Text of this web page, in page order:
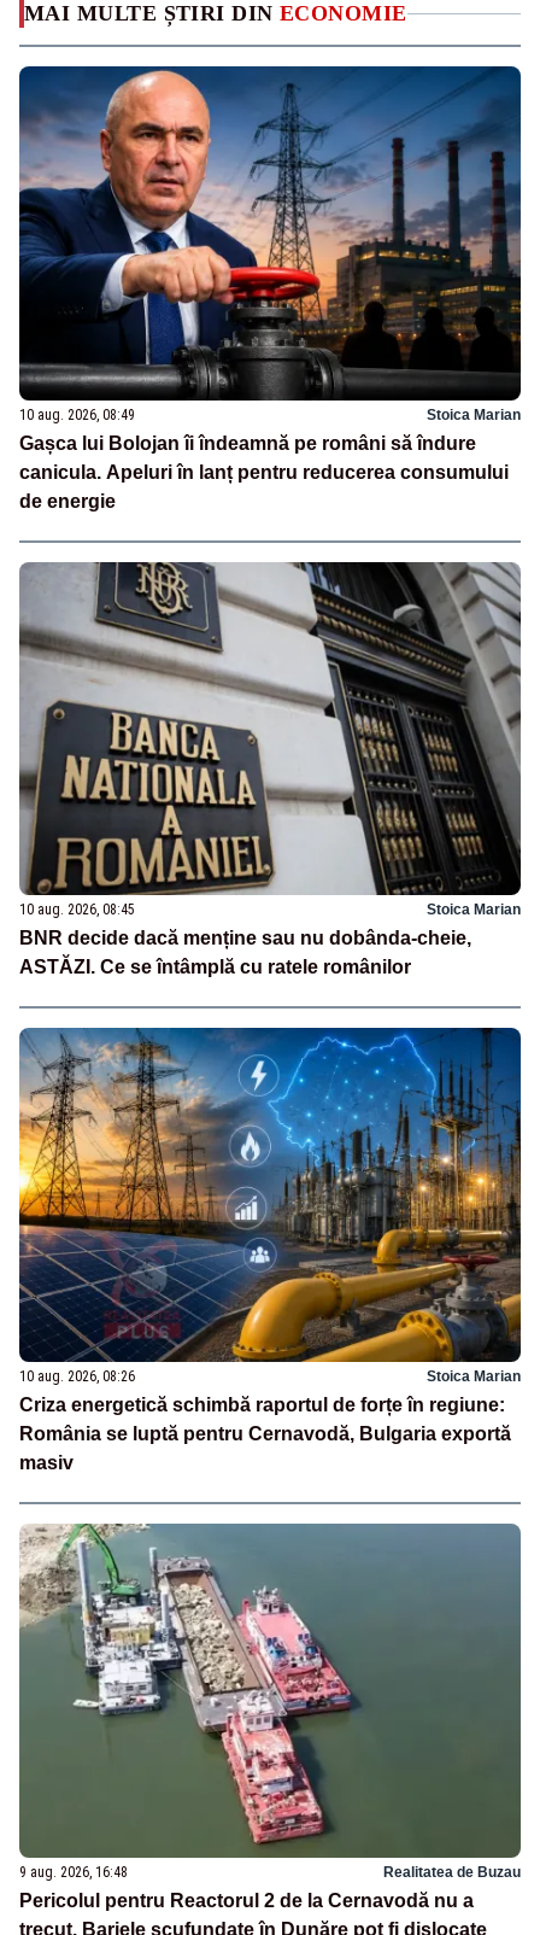
MAI MULTE ȘTIRI DIN ECONOMIE
10 aug. 2026, 08:49 Stoica Marian
Gașca lui Bolojan îi îndeamnă pe români să îndure
canicula. Apeluri în lanț pentru reducerea consumului
de energie
10 aug. 2026, 08:45 Stoica Marian
BNR decide dacă menține sau nu dobânda-cheie,
ASTĂZI. Ce se întâmplă cu ratele românilor
10 aug. 2026, 08:26 Stoica Marian
Criza energetică schimbă raportul de forțe în regiune:
România se luptă pentru Cernavodă, Bulgaria exportă
masiv
9 aug. 2026, 16:48 Realitatea de Buzau
Pericolul pentru Reactorul 2 de la Cernavodă nu a
trecut. Barjele scufundate în Dunăre pot fi dislocate